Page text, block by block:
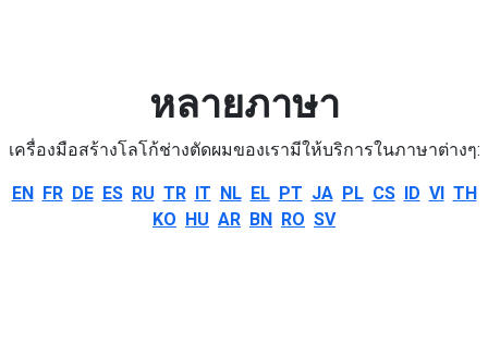
หลายภาษา
เครื่องมือสร้างโลโก้ช่างตัดผมของเรามีให้บริการในภาษาต่างๆ:
EN FR DE ES RU TR IT NL EL PT JA PL CS ID VI TH
KO HU AR BN RO SV